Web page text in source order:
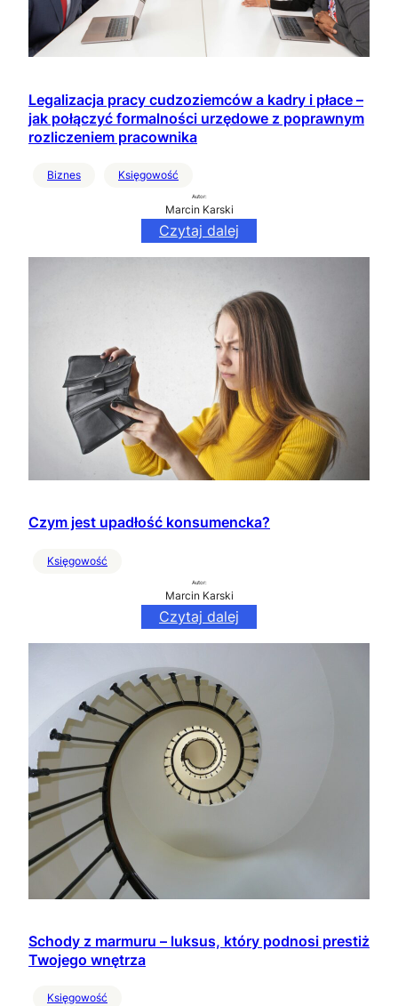
Legalizacja pracy cudzoziemców a kadry i płace –
jak połączyć formalności urzędowe z poprawnym
rozliczeniem pracownika
Biznes Księgowość
Autor:
Marcin Karski
Czytaj dalej
Czym jest upadłość konsumencka?
Księgowość
Autor:
Marcin Karski
Czytaj dalej
Schody z marmuru – luksus, który podnosi prestiż
Twojego wnętrza
Księgowość